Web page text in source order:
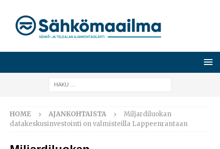
HOME AJANKOHTAISTA
Miljardiluokan
datakeskusinvestointi on valmisteilla Lappeenrantaan